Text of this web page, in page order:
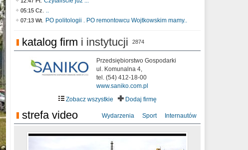
05:15 Cz. ..
07:13 Wt. PO politologii . PO remontowcu Wojtkowskim mamy..
katalog firm i instytucji 2874
Przedsiębiorstwo Gospodarki
ul. Komunalna 4,
tel. (54) 412-18-00
www.saniko.com.pl
Zobacz wszystkie
Dodaj firmę
strefa video Wydarzenia Sport Internautów
Ni To Ponk - W oczach mamy strach
sixf33t .Last Year DRONE FOOTAGE
Włocławek
XXIII Sesja Rady Miasta Włocławek VIII
kadencji w dniu 09.06.2020 r.